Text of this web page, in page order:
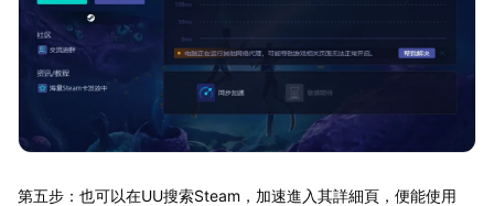
第五步：也可以在UU搜索Steam，加速進入其詳細頁，便能使用